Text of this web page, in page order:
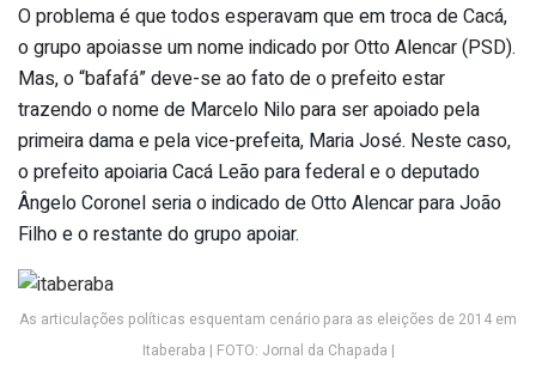
O problema é que todos esperavam que em troca de Cacá,
o grupo apoiasse um nome indicado por Otto Alencar (PSD).
Mas, o “bafafá” deve-se ao fato de o prefeito estar
trazendo o nome de Marcelo Nilo para ser apoiado pela
primeira dama e pela vice-prefeita, Maria José. Neste caso,
o prefeito apoiaria Cacá Leão para federal e o deputado
Ângelo Coronel seria o indicado de Otto Alencar para João
Filho e o restante do grupo apoiar.
As articulações políticas esquentam cenário para as eleições de 2014 em
Itaberaba | FOTO: Jornal da Chapada |